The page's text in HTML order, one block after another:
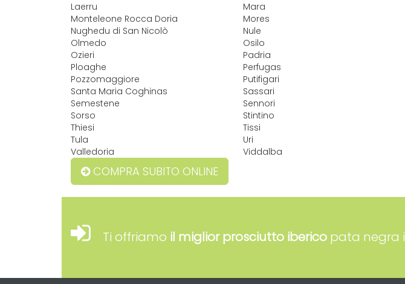
Laerru
Mara
Monteleone Rocca Doria
Mores
Nughedu di San Nicolò
Nule
Olmedo
Osilo
Ozieri
Padria
Ploaghe
Perfugas
Pozzomaggiore
Putifigari
Santa Maria Coghinas
Sassari
Semestene
Sennori
Sorso
Stintino
Thiesi
Tissi
Tula
Uri
Valledoria
Viddalba
COMPRA SUBITO ONLINE
Ti offriamo il miglior prosciutto iberico pata negra